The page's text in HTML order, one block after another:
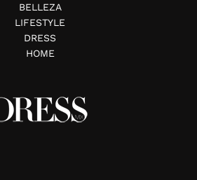
BELLEZA
LIFESTYLE
DRESS
HOME